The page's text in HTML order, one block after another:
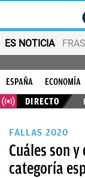
ES NOTICIA
ESPAÑA ECONOMÍA
DIRECTO
FALLAS 2020
Cuáles son
categoría